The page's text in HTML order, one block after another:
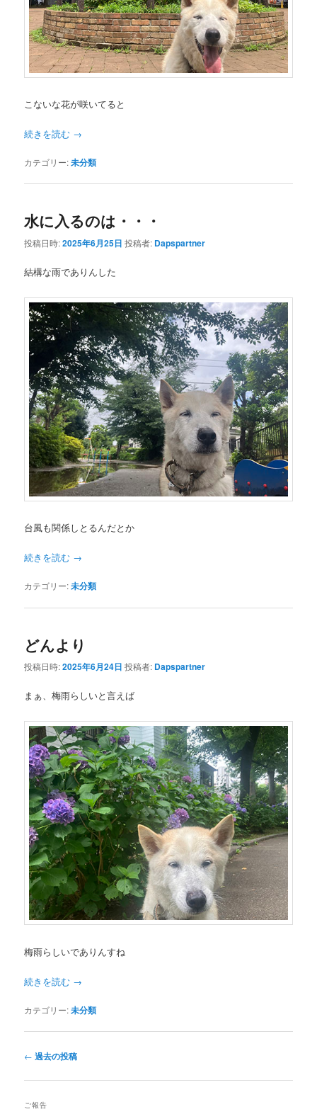
こないな花が咲いてると
続きを読む →
カテゴリー:未分類
水に入るのは・・・
投稿日時:2025年6月25日 投稿者: Dapspartner
結構な雨でありんした
台風も関係しとるんだとか
続きを読む →
カテゴリー:未分類
どんより
投稿日時:2025年6月24日 投稿者: Dapspartner
まぁ、梅雨らしいと言えば
梅雨らしいでありんすね
続きを読む →
カテゴリー:未分類
投
ナ
ビ
← 過去の投稿
ご報告